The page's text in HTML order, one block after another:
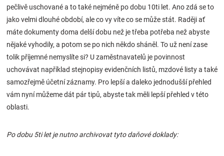
Blog
Hračkářství
Přihlášení
pečlivě uschované a to také nejméně po dobu 10ti let. Ano zdá se to
jako velmi dlouhé období, ale co vy víte co se může stát. Raději ať
máte dokumenty doma delší dobu než je třeba potřeba než abyste
nějaké vyhodily, a potom se po nich někdo sháněl. To už není zase
tolik příjemné nemyslíte si? U zaměstnavatelů je povinnost
uchovávat například stejnopisy evidenčních listů, mzdové listy a také
samozřejmě účetní záznamy. Pro lepší a daleko jednodušší přehled
vám nyní můžeme dát pár tipů, abyste tak měli lepší přehled v této
oblasti.
Po dobu 5ti let je nutno archivovat tyto daňové doklady: